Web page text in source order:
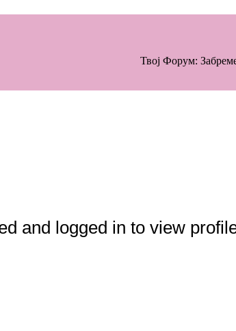
Твој Форум:
and logged in to view